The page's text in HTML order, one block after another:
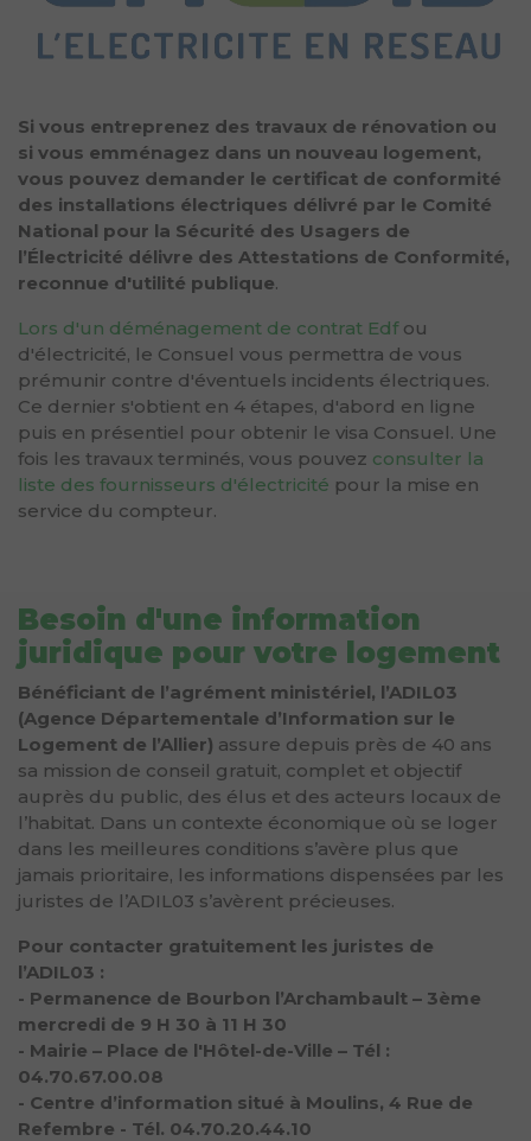
Si vous entreprenez des travaux de rénovation ou
si vous emménagez dans un nouveau logement,
vous pouvez demander le certificat de conformité
des installations électriques délivré par le Comité
National pour la Sécurité des Usagers de
l’Électricité délivre des Attestations de Conformité,
reconnue d'utilité publique.
Lors d'un déménagement de contrat Edfou
d'électricité, le Consuel vous permettra de vous
prémunir contre d'éventuels incidents électriques.
Ce dernier s'obtient en 4 étapes, d'abord en ligne
puis en présentiel pour obtenir le visa Consuel. Une
fois les travaux terminés, vous pouvez consulter la
liste des fournisseurs d'électricité pour la mise en
service du compteur.
Besoin d'une information
juridique pour votre logement
Bénéficiant de l’agrément ministériel, l’ADIL03
(Agence Départementale d’Information sur le
Logement de l’Allier) assure depuis près de 40 ans
sa mission de conseil gratuit, complet et objectif
auprès du public, des élus et des acteurs locaux de
l’habitat. Dans un contexte économique où se loger
dans les meilleures conditions s’avère plus que
jamais prioritaire, les informations dispensées par les
juristes de l’ADIL03 s’avèrent précieuses.
Pour contacter gratuitement les juristes de
l’ADIL03 :
- Permanence de Bourbon l’Archambault – 3ème
mercredi de 9 H 30 à 11 H 30
- Mairie – Place de l'Hôtel-de-Ville – Tél :
04.70.67.00.08
- Centre d’information situé à Moulins, 4 Rue de
Refembre - Tél. 04.70.20.44.10